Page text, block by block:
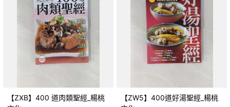
【ZXB】400 道肉類聖經_楊桃
【ZW5】400道好湯聖經_楊桃